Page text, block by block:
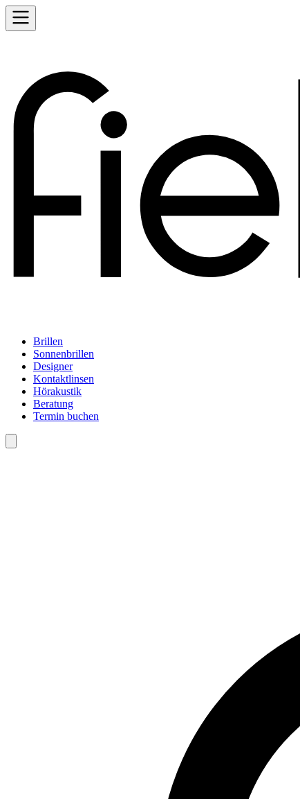
Brillen
Sonnenbrillen
Designer
Kontaktlinsen
Hörakustik
Beratung
Termin buchen